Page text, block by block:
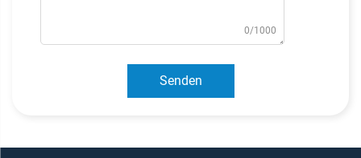
0/1000
Senden